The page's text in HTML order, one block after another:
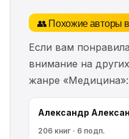
👥 Похожие авторы
Если вам
внимание на
жанре «Медицина»:
Александр
206 книг · 6 подп.